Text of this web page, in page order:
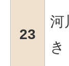
23
河
き